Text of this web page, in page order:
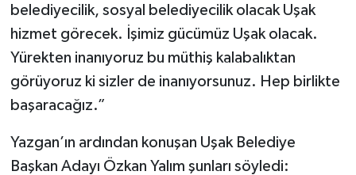
belediyecilik, sosyal belediyecilik olacak Uşak
hizmet görecek. İşimiz gücümüz Uşak olacak.
Yürekten inanıyoruz bu müthiş kalabalıktan
görüyoruz ki sizler de inanıyorsunuz. Hep birlikte
başaracağız.”
Yazgan’ın ardından konuşan Uşak Belediye
Başkan Adayı Özkan Yalım şunları söyledi: